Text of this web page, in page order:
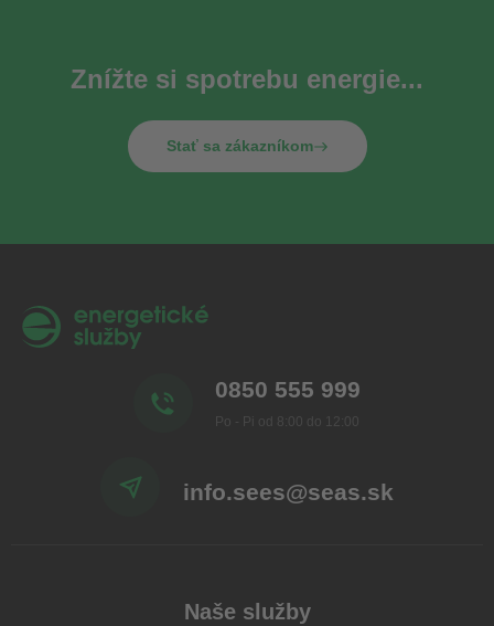
Znížte si spotrebu energie...
Stať sa zákazníkom
0850 555 999
Po - Pi od 8:00 do 12:00
info.sees@seas.sk
Naše služby